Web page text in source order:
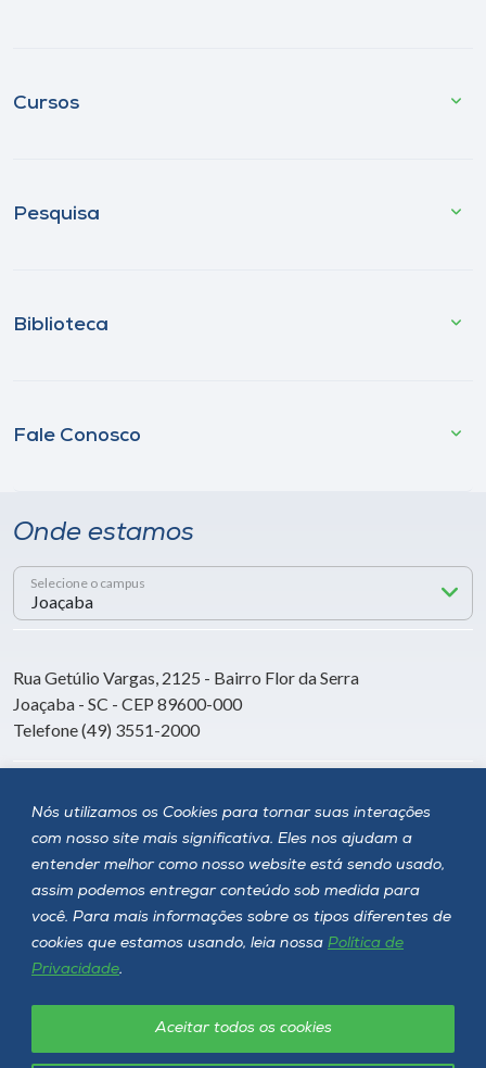
Nós utilizamos os Cookies para tornar suas interações
com nosso site mais significativa. Eles nos ajudam a
entender melhor como nosso website está sendo usado,
assim podemos entregar conteúdo sob medida para
você. Para mais informações sobre os tipos diferentes de
cookies que estamos usando, leia nossa Política de
Privacidade.
Aceitar todos os cookies
Cursos
Pesquisa
Biblioteca
Fale Conosco
Onde estamos
Selecione o campus
Rua Getúlio Vargas, 2125 - Bairro Flor da Serra
Joaçaba - SC - CEP 89600-000
Telefone (49) 3551-2000
Siga a Unoesc
Política de privacidade LGPD